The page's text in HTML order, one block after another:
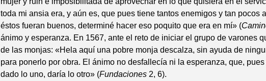
toda mi ansia era, y aún es, que pues tiene tantos enemigos y tan pocos
éstos fueran buenos, determiné hacer eso poquito que era en mí» (
ánimo y esperanza. En 1567, ante el reto de iniciar el grupo de varones
de las monjas: «Hela aquí una pobre monja descalza, sin ayuda de
para ponerlo por obra. El ánimo no desfallecía ni la esperanza, que,
dado lo uno, daría lo otro» (Fundaciones 2, 6).